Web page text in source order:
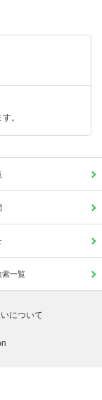
。
索一覧
について